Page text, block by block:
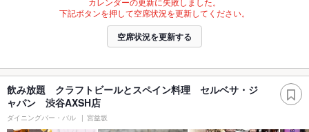
下記ボタンを押して空席状況を更新してください。
空席状況を更新する
飲み放題 クラフトビールとスペイン料理 セルベサ・ジ
ャパン 渋谷AXSH店
ダイニングバー・バル 宮益坂